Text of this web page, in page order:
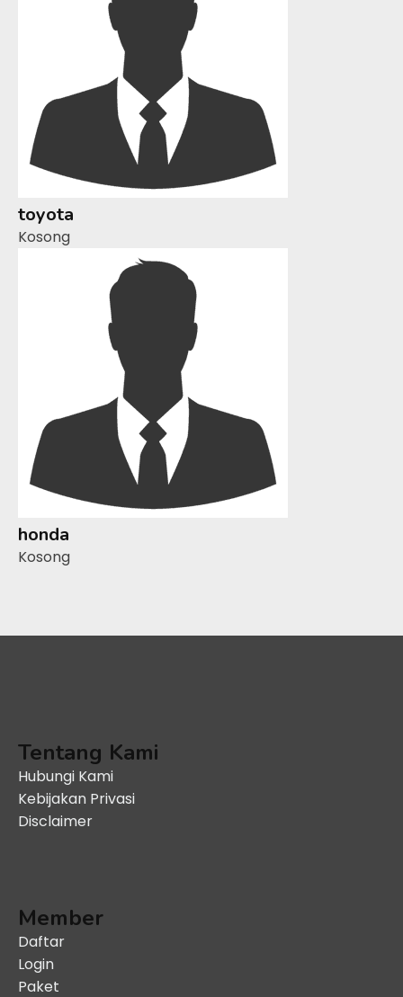
toyota
Kosong
honda
Kosong
Tentang Kami
Hubungi Kami
Kebijakan Privasi
Disclaimer
Member
Daftar
Login
Paket